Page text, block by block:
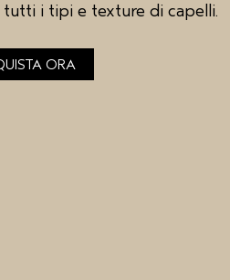
tutti i tipi e texture di capelli.
ORA